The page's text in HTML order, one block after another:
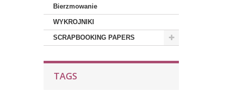
Bierzmowanie
WYKROJNIKI
SCRAPBOOKING PAPERS
TAGS